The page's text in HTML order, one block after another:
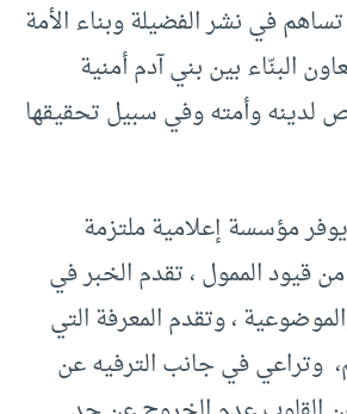
تساهم في نشر الفضيلة وبناء الأمة
البنّاء بين بني آدم أمنية
لدينه وأمته وفي سبيل تحقيقها
مؤسسة إعلامية ملتزمة
قيود الممول ، تقدم الخبر في
، وتقدم المعرفة التي
وتراعي في جانب الترفيه عن